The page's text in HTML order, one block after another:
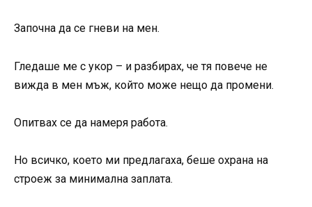
Започна да се гневи на мен.
Гледаше ме с укор – и разбирах, че тя повече не
вижда в мен мъж, който може нещо да промени.
Опитвах се да намеря работа.
Но всичко, което ми предлагаха, беше охрана на
строеж за минимална заплата.